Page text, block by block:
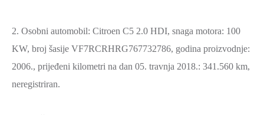
2. Osobni automobil: Citroen C5 2.0 HDI, snaga motora: 100
KW, broj šasije VF7RCRHRG767732786, godina proizvodnje:
2006., prijeđeni kilometri na dan 05. travnja 2018.: 341.560 km,
neregistriran.